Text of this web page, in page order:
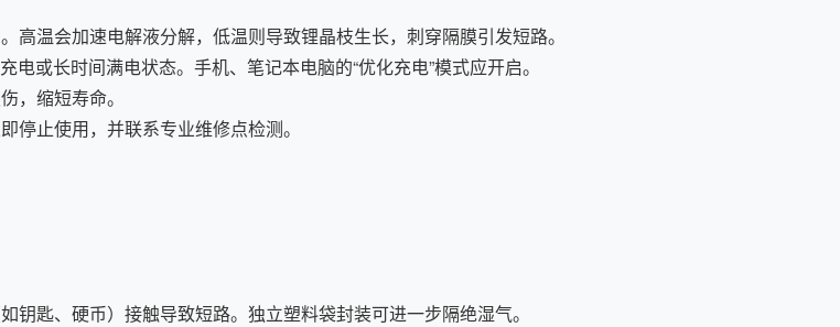
温会加速电解液分解，低温则导致锂晶枝生长，刺穿隔膜引发短路。
或长时间满电状态。手机、笔记本电脑的“优化充电”模式应开启。
，缩短寿命。
停止使用，并联系专业维修点检测。
匙、硬币）接触导致短路。独立塑料袋封装可进一步隔绝湿气。